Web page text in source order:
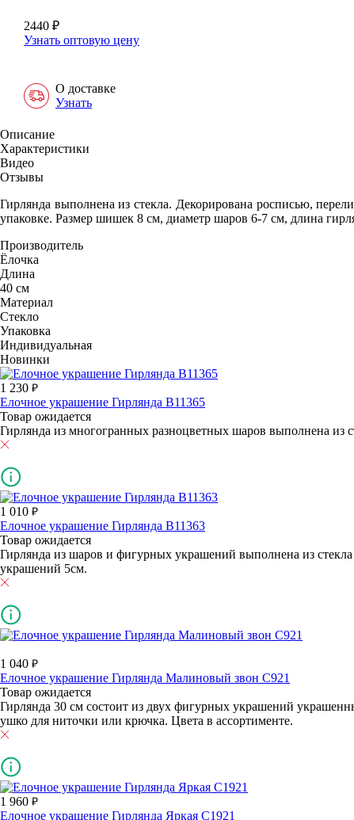
2440 ₽
Узнать оптовую цену
О доставке
Узнать
Описание
Характеристики
Видео
Отзывы
Гирлянда выполнена из стекла. Декорирована росписью,
упаковке. Размер шишек 8 см, диаметр шаров 6-7 см, длина
Производитель
Ёлочка
Длина
40 см
Материал
Стекло
Упаковка
Индивидуальная
Новинки
1 230
Елочное украшение Гирлянда В11365
Товар ожидается
Гирлянда из многогранных разноцветных шаров выполнена из
1 010
Елочное украшение Гирлянда В11363
Товар ожидается
Гирлянда из шаров и фигурных украшений выполнена из
украшений 5см.
1 040
Елочное украшение Гирлянда Малиновый звон С921
Товар ожидается
Гирлянда 30 см состоит из двух фигурных украшений
ушко для ниточки или крючка. Цвета в ассортименте.
1 960
Елочное украшение Гирлянда Яркая С1921